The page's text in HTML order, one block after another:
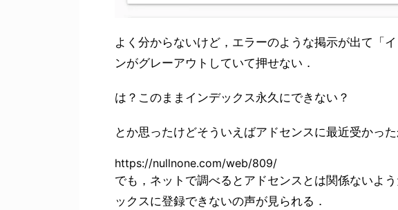
よく分からないけど，エラーのような掲示が出て「
ンがグレーアウトしていて押せない．
は？このままインデックス永久にできない？
とか思ったけどそういえばアドセンスに最近受かっ
https://nullnone.com/web/809/
でも，ネットで調べるとアドセンスとは関係ないよ
ックスに登録できないの声が見られる．